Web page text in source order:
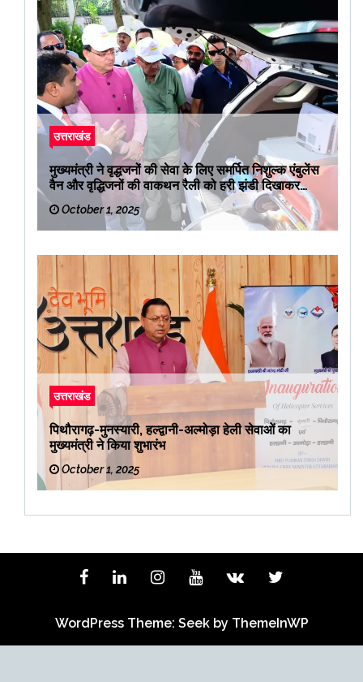
उत्तराखंड
मुख्यमंत्री ने वृद्धजनों की सेवा के लिए समर्पित निशुल्क एंबुलेंस
वैन और वृद्धिजनों की वाकथन रैली को हरी झंडी दिखाकर
रवाना किया
October 1, 2025
उत्तराखंड
पिथौरागढ़-मुनस्यारी, हल्द्वानी-अल्मोड़ा हेली सेवाओं का
मुख्यमंत्री ने किया शुभारंभ
October 1, 2025
WordPress Theme: Seek by ThemeInWP